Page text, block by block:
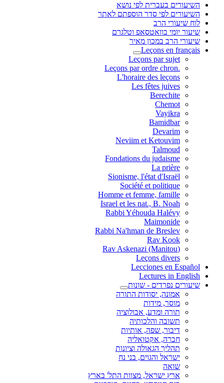
השיעורים בעברית לפי נושא
השיעורים לפי סדר הוספתם לאתר
לוח שיעורי הרב
שיעור יומי בוואטסאפ וטלגרם
שיעורי הרב במכון מאיר
Leçons en français
Leçons par sujet
.Leçons par ordre chron
L'horaire des leçons
Les fêtes juives
Berechite
Chemot
Vayikra
Bamidbar
Devarim
Neviim et Ketouvim
Talmoud
Fondations du judaisme
La prière
Sionisme, l'état d'Israël
Société et politique
Homme et femme, famille
Israel et les nat., B. Noah
Rabbi Yéhouda Halévy
Maimonide
Rabbi Na'hman de Breslev
Rav Kook
(Rav Askenazi (Manitou
Leçons divers
Lecciones en Español
Lectures in English
שיעורים נפרדים - שונות
אמונה, יסודות התורה
מוסר, מידות
תורה ומדע, אבולוציה
תשובה והלכותיה
דיבור, שפה, אותיות
חברה, אקטואליה
תהליך הגאולה וציונות
ישראל והגוים, בני נח
שואה
ארץ ישראל, מצוות התל' בארץ